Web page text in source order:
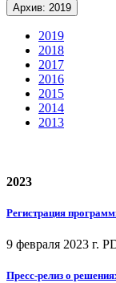
Архив: 2019
2019
2018
2017
2016
2015
2014
2013
2023
Регистрация
9 февраля 2023 г.
Пресс-релиз о